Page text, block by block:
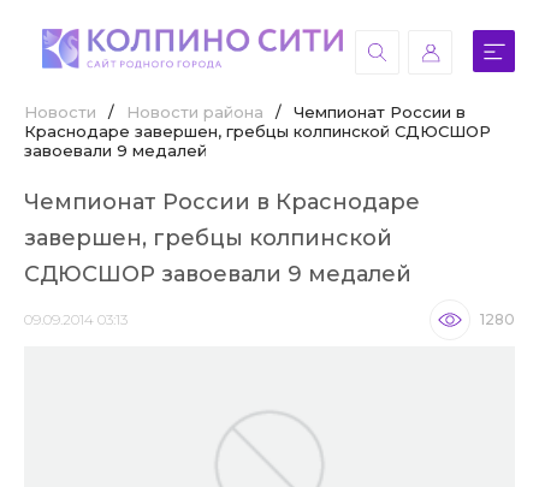
Новости / Новости района /
Чемпионат России в
Краснодаре завершен, гребцы колпинской СДЮСШОР
завоевали 9 медалей
Чемпионат России в Краснодаре
завершен, гребцы колпинской
СДЮСШОР завоевали 9 медалей
09.09.2014 03:13 1280